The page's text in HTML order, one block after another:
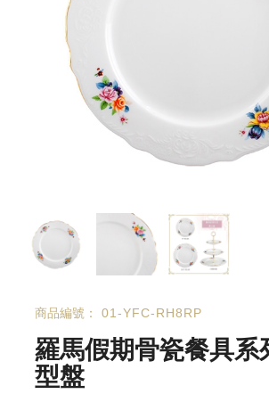
商品編號： 01-YFC-RH8RP
羅馬假期骨瓷餐具系
型盤